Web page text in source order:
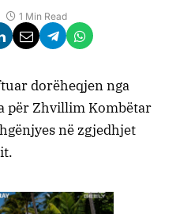
1 Min Read
dorëheqjen nga
për Zhvillim Kombëtar
në zgjedhjet